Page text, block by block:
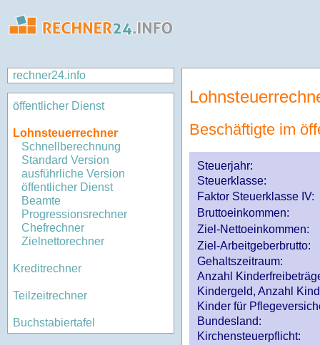
rechner24.info
öffentlicher Dienst
Lohnsteuerrechner
Schnellberechnung
Standard Version
ausführliche Version
öffentlicher Dienst
Beamte
Progressionsrechner
Chefrechner
Zielnettorechner
Kreditrechner
Teilzeitrechner
Buchstabiertafel
Beschäftigte im
Steuerjahr:
Steuerklasse:
Faktor Steuerklasse IV:
Bruttoeinkommen:
Ziel-Nettoeinkommen:
Ziel-Arbeitgeberbrutto:
Gehaltszeitraum:
Anzahl
Kindergeld, Anzahl
Kinder für
Bundesland:
Kirchensteuerpflicht: